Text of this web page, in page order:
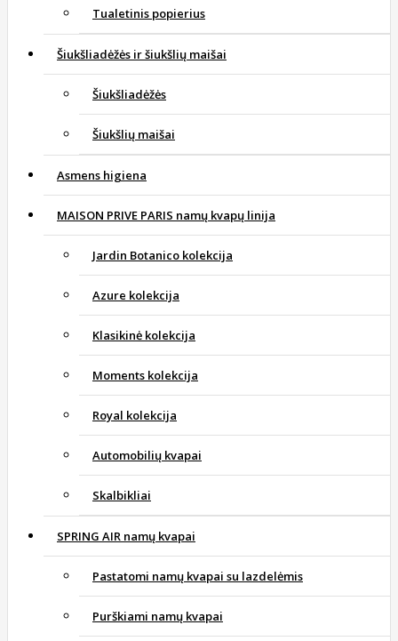
Tualetinis popierius
Šiukšliadėžės ir šiukšlių maišai
Šiukšliadėžės
Šiukšlių maišai
Asmens higiena
MAISON PRIVE PARIS namų kvapų linija
Jardin Botanico kolekcija
Azure kolekcija
Klasikinė kolekcija
Moments kolekcija
Royal kolekcija
Automobilių kvapai
Skalbikliai
SPRING AIR namų kvapai
Pastatomi namų kvapai su lazdelėmis
Purškiami namų kvapai